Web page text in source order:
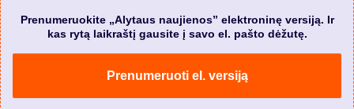
Prenumeruokite „Alytaus naujienos” elektroninę versiją. Ir
kas rytą laikraštį gausite į savo el. pašto dėžutę.
Prenumeruoti el. versiją